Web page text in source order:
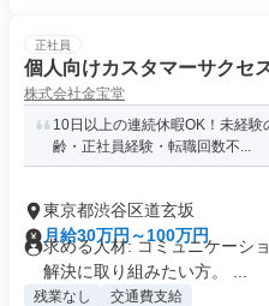
正社員
個人向けカスタマーサクセ
株式会社金宝堂
10日以上の連続休暇OK！未経
齢・正社員経験・転職回数不...
東京都渋谷区道玄坂
月給30万円～100万円
求める人材: コミュニケーシ
解決に取り組みたい方。 ...
残業なし 交通費支給